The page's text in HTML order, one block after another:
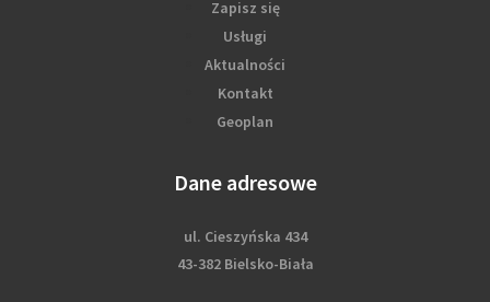
Zapisz się
Usługi
Aktualności
Kontakt
Geoplan
Dane adresowe
ul. Cieszyńska 434
43-382 Bielsko-Biała